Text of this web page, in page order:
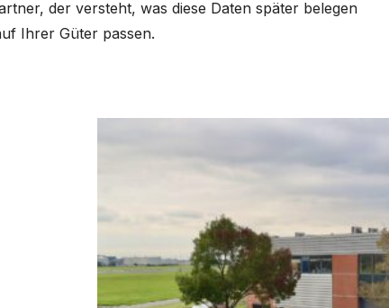
der versteht, was diese Daten später belegen
Ihrer Güter passen.